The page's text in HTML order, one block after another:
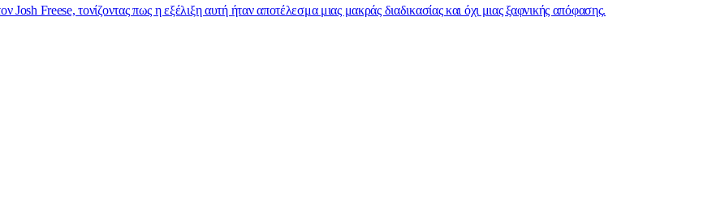
Freese, τονίζοντας πως η εξέλιξη αυτή ήταν αποτέλεσμα μιας μακράς διαδικασίας και όχι μιας ξαφνικής απόφασης.